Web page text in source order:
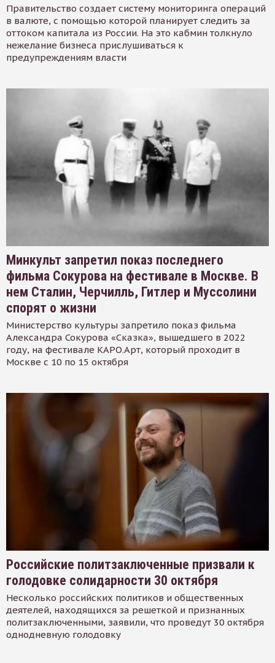
Правительство создает систему мониторинга операций
в валюте, с помощью которой планирует следить за
оттоком капитала из России. На это кабмин толкнуло
нежелание бизнеса прислушиваться к
предупреждениям власти
Минкульт запретил показ последнего
фильма Сокурова на фестивале в Москве. В
нем Сталин, Черчилль, Гитлер и Муссолини
спорят о жизни
Министерство культуры запретило показ фильма
Александра Сокурова «Сказка», вышедшего в 2022
году, на фестивале КАРО.Арт, который проходит в
Москве с 10 по 15 октября
Российские политзаключенные призвали к
голодовке солидарности 30 октября
Несколько российских политиков и общественных
деятелей, находящихся за решеткой и признанных
политзаключенными, заявили, что проведут 30 октября
однодневную голодовку